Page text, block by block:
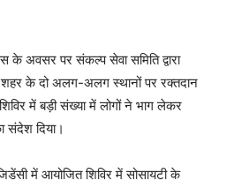
के अवसर पर संकल्प सेवा समिति द्वारा
के दो अलग-अलग स्थानों पर रक्तदान
में बड़ी संख्या में लोगों ने भाग लेकर
संदेश दिया।
में आयोजित शिविर में सोसायटी के